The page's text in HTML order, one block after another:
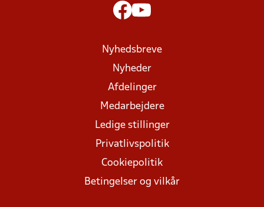
Nyhedsbreve
Nyheder
Afdelinger
Medarbejdere
Ledige stillinger
Privatlivspolitik
Cookiepolitik
Betingelser og vilkår